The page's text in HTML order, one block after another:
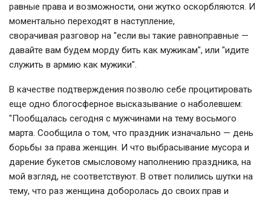
равные права и возможности, они жутко оскорбляются. И
моментально переходят в наступление,
сворачивая разговор на "если вы такие равноправные —
давайте вам будем морду бить как мужикам", или "идите
служить в армию как мужики".
В качестве подтверждения позволю себе процитировать
еще одно блогосферное высказывание о наболевшем:
"Пообщалась сегодня с мужчинами на тему восьмого
марта. Сообщила о том, что праздник изначально — день
борьбы за права женщин. И что выбрасывание мусора и
дарение букетов смысловому наполнению праздника, на
мой взгляд, не соответствуют. В ответ полились шутки на
тему, что раз женщина доборолась до своих прав и